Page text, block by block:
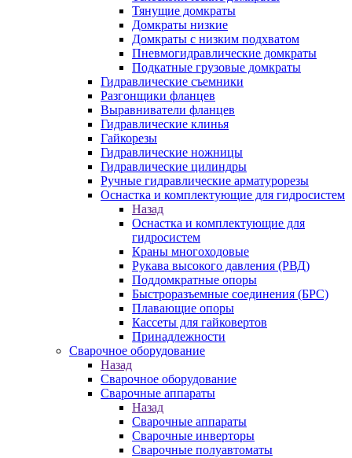
Тянущие домкраты
Домкраты низкие
Домкраты с низким подхватом
Пневмогидравлические домкраты
Подкатные грузовые домкраты
Гидравлические съемники
Разгонщики фланцев
Выравниватели фланцев
Гидравлические клинья
Гайкорезы
Гидравлические ножницы
Гидравлические цилиндры
Ручные гидравлические арматурорезы
Оснастка и комплектующие для гидросистем
Назад
Оснастка и комплектующие для
гидросистем
Краны многоходовые
Рукава высокого давления (РВД)
Поддомкратные опоры
Быстроразъемные соединения (БРС)
Плавающие опоры
Кассеты для гайковертов
Принадлежности
Сварочное оборудование
Назад
Сварочное оборудование
Сварочные аппараты
Назад
Сварочные аппараты
Сварочные инверторы
Сварочные полуавтоматы